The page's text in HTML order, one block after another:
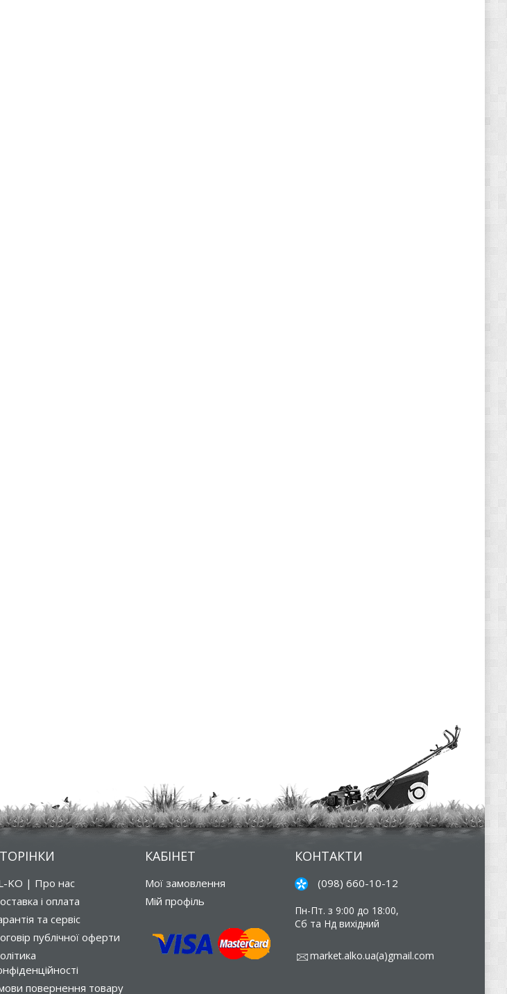
KO | Про нас
і оплата
та сервіс
публічної оферти
повернення товару
КАБІНЕТ
Мої замовлення
Мій профіль
КОНТАКТИ
(098) 660-10-12
Пн-Пт. з 9:00 до 18:00,
Сб та Нд вихідний
market.alko.ua(a)gmail.com